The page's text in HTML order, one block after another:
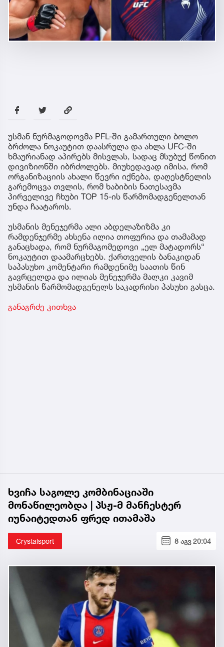
უსმან ნურმაგოდოვმა PFL-ში გამართული ბოლო
ბრძოლა ნოკაუტით დაასრულა და ახლა UFC-ში
ხმაურიანად აპირებს მისვლას, სადაც მსუბუქ წონით
დივიზიონში იბრძოლებს. მიუხედავად იმისა, რომ
ორგანიზაციის ახალი წევრი იქნება, დაღესტნელის
გარემოცვა თვლის, რომ ხაბიბის ნათესავმა
პირველივე ჩხუბი TOP 15-ის წარმომადგენელთან
უნდა ჩაატაროს.
უსმანის მენეჯერმა ალი აბდელაზიზმა კი
რამდენჯერმე ახსენა ილია თოფურია და თამამად
განაცხადა, რომ ნურმაგომედოვი „ელ მატადორს“
ნოკაუტით დაამარცხებს. ქართველის ბანაკიდან
საპასუხო კომენტარი რამდენიმე საათის წინ
გავრცელდა და ილიას მენეჯერმა მალკი კავიმ
უსმანის წარმომადგენელს საკადრისი პასუხი გასცა.
განაგრძე კითხვა
ხვიჩა საგოლე კომბინაციაში
მონაწილეობდა | პსჟ-მ მანჩესტერ
იუნაიტედთან ფრედ ითამაშა
Crystalsport 8 აგვ 20:04